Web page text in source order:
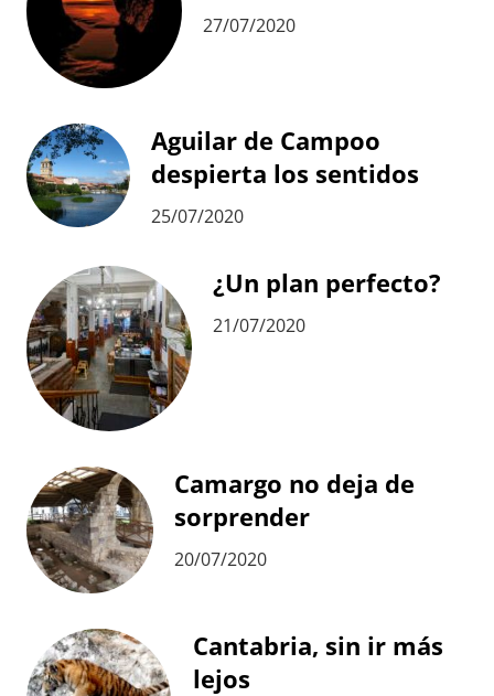
27/07/2020
Aguilar de Campoo
despierta los sentidos
25/07/2020
¿Un plan perfecto?
21/07/2020
Camargo no deja de
sorprender
20/07/2020
Cantabria, sin ir más
lejos